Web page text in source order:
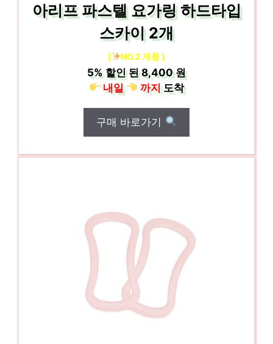
아리프 파스텔 요가링 하드타입
스카이 2개
[ NO.2 제품 ]
5% 할인 된8,400 원
내일
까지도착
구매 바로가기